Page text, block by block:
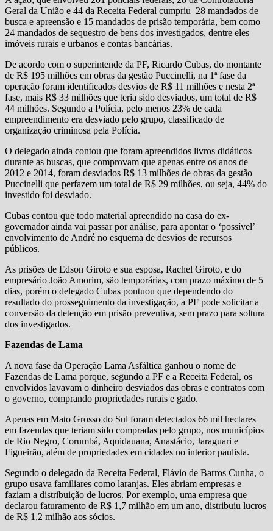
Geral da União e 44 da Receita Federal cumpriu 28 mandados de
busca e apreensão e 15 mandados de prisão temporária, bem como
24 mandados de sequestro de bens dos investigados, dentre eles
imóveis rurais e urbanos e contas bancárias.
De acordo com o superintende da PF, Ricardo Cubas, do montante
de R$ 195 milhões em obras da gestão Puccinelli, na 1ª fase da
operação foram identificados desvios de R$ 11 milhões e nesta 2ª
fase, mais R$ 33 milhões que teria sido desviados, um total de R$
44 milhões. Segundo a Polícia, pelo menos 23% de cada
empreendimento era desviado pelo grupo, classificado de
organização criminosa pela Polícia.
O delegado ainda contou que foram apreendidos livros didáticos
durante as buscas, que comprovam que apenas entre os anos de
2012 e 2014, foram desviados R$ 13 milhões de obras da gestão
Puccinelli que perfazem um total de R$ 29 milhões, ou seja, 44% do
investido foi desviado.
Cubas contou que todo material apreendido na casa do ex-
governador ainda vai passar por análise, para apontar o ‘possível’
envolvimento de André no esquema de desvios de recursos
públicos.
As prisões de Edson Giroto e sua esposa, Rachel Giroto, e do
empresário João Amorim, são temporárias, com prazo máximo de 5
dias, porém o delegado Cubas pontuou que dependendo do
resultado do prosseguimento da investigação, a PF pode solicitar a
conversão da detenção em prisão preventiva, sem prazo para soltura
dos investigados.
Fazendas de Lama
A nova fase da Operação Lama Asfáltica ganhou o nome de
Fazendas de Lama porque, segundo a PF e a Receita Federal, os
envolvidos lavavam o dinheiro desviados das obras e contratos com
o governo, comprando propriedades rurais e gado.
Apenas em Mato Grosso do Sul foram detectados 66 mil hectares
em fazendas que teriam sido compradas pelo grupo, nos municípios
de Rio Negro, Corumbá, Aquidauana, Anastácio, Jaraguari e
Figueirão, além de propriedades em cidades no interior paulista.
Segundo o delegado da Receita Federal, Flávio de Barros Cunha, o
grupo usava familiares como laranjas. Eles abriam empresas e
faziam a distribuição de lucros. Por exemplo, uma empresa que
declarou faturamento de R$ 1,7 milhão em um ano, distribuiu lucros
de R$ 1,2 milhão aos sócios.